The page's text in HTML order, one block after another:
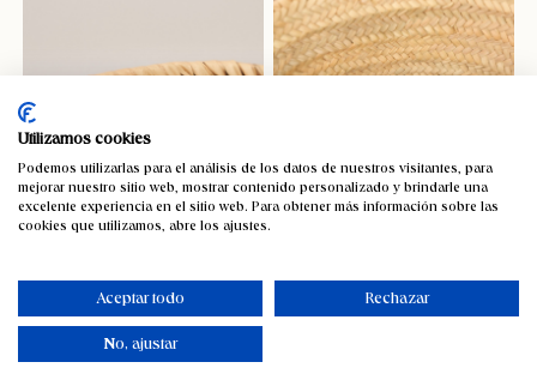
Utilizamos cookies
Podemos utilizarlas para el análisis de los datos de nuestros visitantes, para
mejorar nuestro sitio web, mostrar contenido personalizado y brindarle una
excelente experiencia en el sitio web. Para obtener más información sobre las
cookies que utilizamos, abre los ajustes.
Aceptar todo Rechazar
No, ajustar